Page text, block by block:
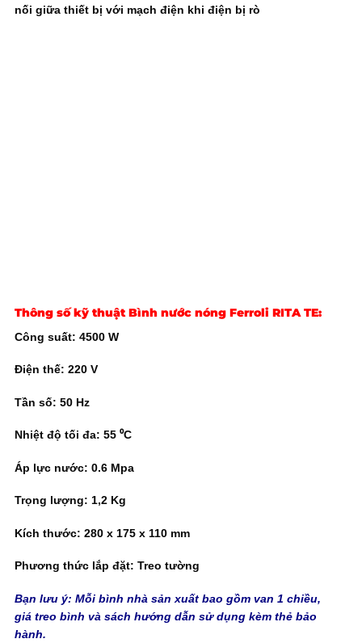
nối giữa thiết bị với mạch điện khi điện bị rò
Thông số kỹ thuật Bình nước nóng Ferroli RITA TE:
Công suất: 4500 W
Điện thế: 220 V
Tần số: 50 Hz
Nhiệt độ tối đa: 55 ⁰C
Áp lực nước: 0.6 Mpa
Trọng lượng: 1,2 Kg
Kích thước: 280 x 175 x 110 mm
Phương thức lắp đặt: Treo tường
Bạn lưu ý: Mỗi bình nhà sản xuất bao gồm van 1 chiều,
giá treo bình và sách hướng dẫn sử dụng kèm thẻ bảo
hành.